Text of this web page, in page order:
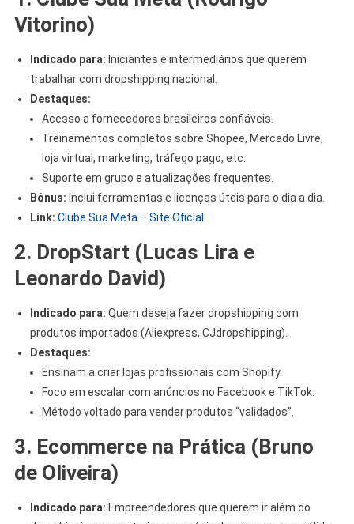
Vitorino)
Indicado para: Iniciantes e intermediários que querem
trabalhar com dropshipping nacional.
Destaques:
Acesso a fornecedores brasileiros confiáveis.
Treinamentos completos sobre Shopee, Mercado Livre,
loja virtual, marketing, tráfego pago, etc.
Suporte em grupo e atualizações frequentes.
Bônus: Inclui ferramentas e licenças úteis para o dia a dia.
Link: Clube Sua Meta – Site Oficial
2. DropStart (Lucas Lira e
Leonardo David)
Indicado para: Quem deseja fazer dropshipping com
produtos importados (Aliexpress, CJdropshipping).
Destaques:
Ensinam a criar lojas profissionais com Shopify.
Foco em escalar com anúncios no Facebook e TikTok.
Método voltado para vender produtos “validados”.
3. Ecommerce na Prática (Bruno
de Oliveira)
Indicado para: Empreendedores que querem ir além do